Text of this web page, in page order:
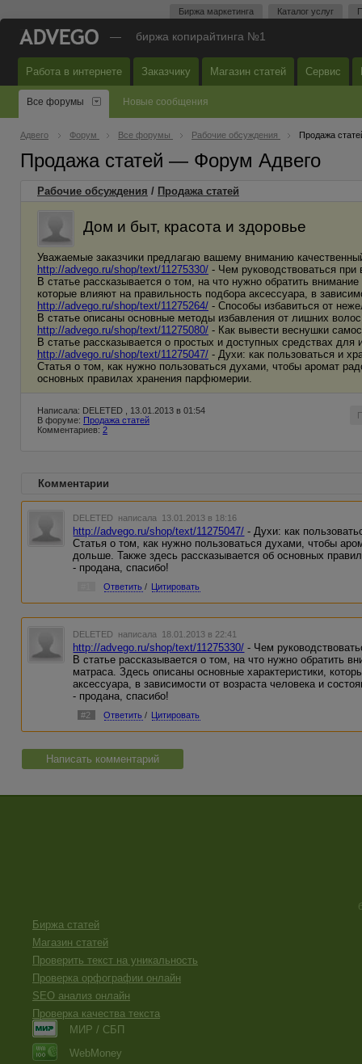
Биржа маркетинга Каталог услуг
— биржа копирайтинга №1
Работа в интернете Заказчику Магазин статей Сервис
Все форумы Новые сообщения
Адвего Форум Все форумы Рабочие обсуждения Продажа
Продажа статей — Форум Адвего
Рабочие обсуждения / Продажа статей
Дом и быт, красота и здоровье
Уважаемые заказчики предлагаю вашему вниманию
http://advego.ru/shop/text/11275330/ - Чем руководствоваться при
В статье рассказывается о том, на что нужно обратить
которые влияют на правильность подбора аксессуара, в
http://advego.ru/shop/text/11275264/ - Способы избавиться от
В статье описаны основные методы избавления от лишних
http://advego.ru/shop/text/11275080/ - Как вывести веснушки
В статье рассказывается о простых и доступных средствах
http://advego.ru/shop/text/11275047/ - Духи: как пользоваться и
Статья о том, как нужно пользоваться духами, чтобы аромат
основных правилах хранения парфюмерии.
Написала: DELETED , 13.01.2013 в 01:54
В форуме: Продажа статей
Комментариев: 2
Комментарии
DELETED написала 13.01.2013 в 18:16
http://advego.ru/shop/text/11275047/ - Духи: как
Статья о том, как нужно пользоваться духами, чтобы
дольше. Также здесь рассказывается об основных
- продана, спасибо!
Ответить / Цитировать
DELETED написала 18.01.2013 в 22:41
http://advego.ru/shop/text/11275330/ - Чем
В статье рассказывается о том, на что нужно обратить
матраса. Здесь описаны основные характеристики,
аксессуара, в зависимости от возраста человека и
- продана, спасибо!
#2 Ответить / Цитировать
Написать комментарий
Биржа статей
Магазин статей
Проверить текст на уникальность
Проверка орфографии онлайн
SEO анализ онлайн
Проверка качества текста
МИР / СБП
WebMoney